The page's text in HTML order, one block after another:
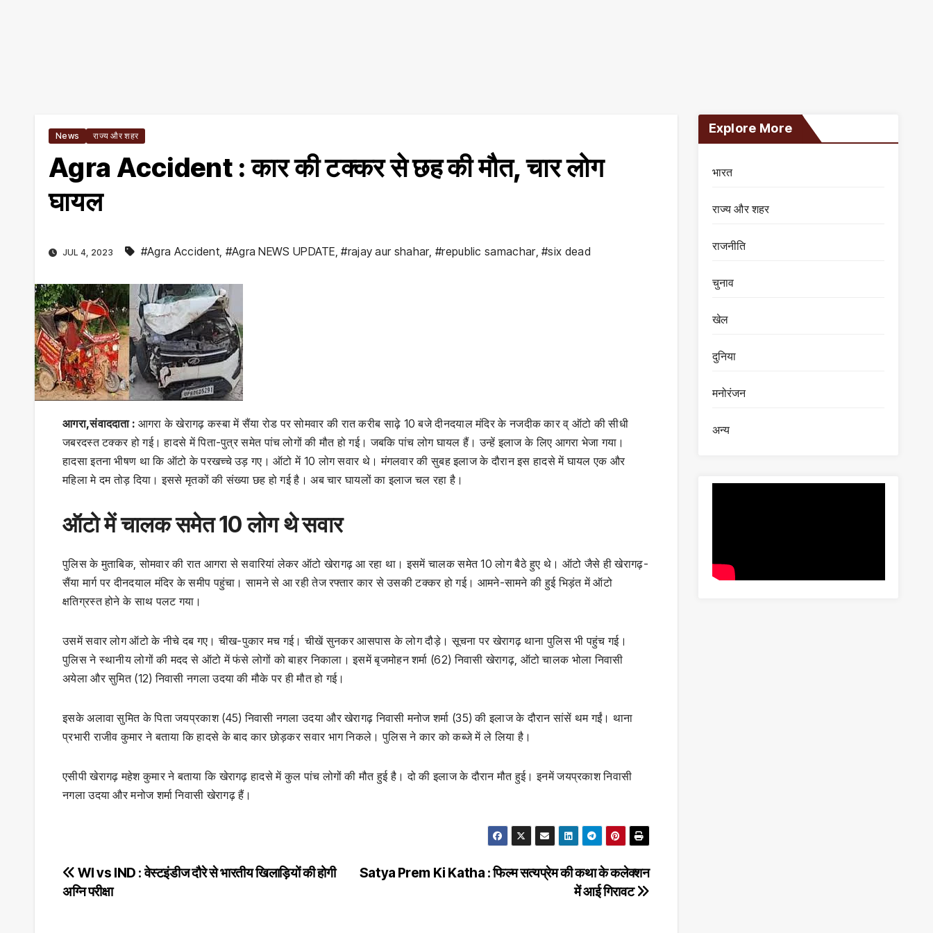
News राज्य और शहर
Agra Accident : कार की टक्कर से छह की मौत, चार लोग
घायल
JUL 4, 2023 #Agra Accident, #Agra NEWS UPDATE,#rajay aur shahar,#republic samachar,#six dead
आगरा,संवाददाता : आगरा के खेरागढ़ कस्बा में सैंया रोड पर सोमवार की रात करीब साढ़े 10 बजे दीनदयाल मंदिर के नजदीक कार व् ऑटो की सीधी
जबरदस्त टक्कर हो गई। हादसे में पिता-पुत्र समेत पांच लोगों की मौत हो गई। जबकि पांच लोग घायल हैं। उन्हें इलाज के लिए आगरा भेजा गया।
हादसा इतना भीषण था कि ऑटो के परखच्चे उड़ गए। ऑटो में 10 लोग सवार थे। मंगलवार की सुबह इलाज के दौरान इस हादसे में घायल एक और
महिला मे दम तोड़ दिया। इससे मृतकों की संख्या छह हो गई है। अब चार घायलों का इलाज चल रहा है।
ऑटो में चालक समेत 10 लोग थे सवार
पुलिस के मुताबिक, सोमवार की रात आगरा से सवारियां लेकर ऑटो खेरागढ़ आ रहा था। इसमें चालक समेत 10 लोग बैठे हुए थे। ऑटो जैसे ही खेरागढ़-
सैंया मार्ग पर दीनदयाल मंदिर के समीप पहुंचा। सामने से आ रही तेज रफ्तार कार से उसकी टक्कर हो गई। आमने-सामने की हुई भिड़ंत में ऑटो
क्षतिग्रस्त होने के साथ पलट गया।
उसमें सवार लोग ऑटो के नीचे दब गए। चीख-पुकार मच गई। चीखें सुनकर आसपास के लोग दौड़े। सूचना पर खेरागढ़ थाना पुलिस भी पहुंच गई।
पुलिस ने स्थानीय लोगों की मदद से ऑटो में फंसे लोगों को बाहर निकाला। इसमें बृजमोहन शर्मा (62) निवासी खेरागढ़, ऑटो चालक भोला निवासी
अयेला और सुमित (12) निवासी नगला उदया की मौके पर ही मौत हो गई।
इसके अलावा सुमित के पिता जयप्रकाश (45) निवासी नगला उदया और खेरागढ़ निवासी मनोज शर्मा (35) की इलाज के दौरान सांसें थम गईं। थाना
प्रभारी राजीव कुमार ने बताया कि हादसे के बाद कार छोड़कर सवार भाग निकले। पुलिस ने कार को कब्जे में ले लिया है।
एसीपी खेरागढ़ महेश कुमार ने बताया कि खेरागढ़ हादसे में कुल पांच लोगों की मौत हुई है। दो की इलाज के दौरान मौत हुई। इनमें जयप्रकाश निवासी
नगला उदया और मनोज शर्मा निवासी खेरागढ़ हैं।
Post
navigation
Satya Prem Ki Katha : फिल्म सत्यप्रेम की कथा के कलेक्शन
में आई गिरावट
WI vs IND : वेस्टइंडीज दौरे से भारतीय खिलाड़ियों की होगी
अग्नि परीक्षा
Explore More
भारत
राज्य और शहर
राजनीति
चुनाव
खेल
दुनिया
मनोरंजन
अन्य